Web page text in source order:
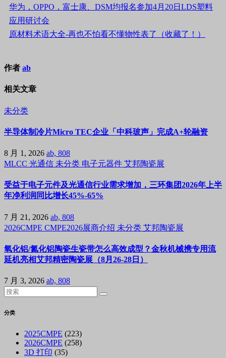
华为，OPPO，富士康、DSM均报名参加4月20日LDS塑料
应用研讨会
原材料术语大全-再也不怕看不懂物性表了（收藏了！）
作者 ab
相关文章
未分类
半导体制冷片Micro TEC企业「中科玻声」完成A+轮融资
8 月 1, 2026 ab, 808
MLCC 光通信 未分类 电子元器件 艾邦陶瓷展
受益于电子元件及光通信行业需求增加，三环集团2026年上半
年净利润同比增长45%-65%
7 月 21, 2026 ab, 808
2026CMPE CMPE2026展商介绍 未分类 艾邦陶瓷展
氧化铝/氮化铝陶瓷生瓷带怎么高效成型？金秋机械携专用流
延机亮相艾邦精密陶瓷展（8月26-28日）
7 月 3, 2026 ab, 808
分类
2025CMPE (223)
2026CMPE (258)
3D 打印 (35)